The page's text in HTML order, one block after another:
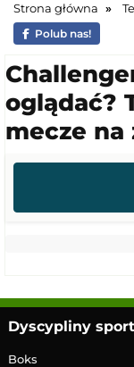
Strona główna
Polub nas!
oglądać?
mecze na
Dyscypliny
Boks